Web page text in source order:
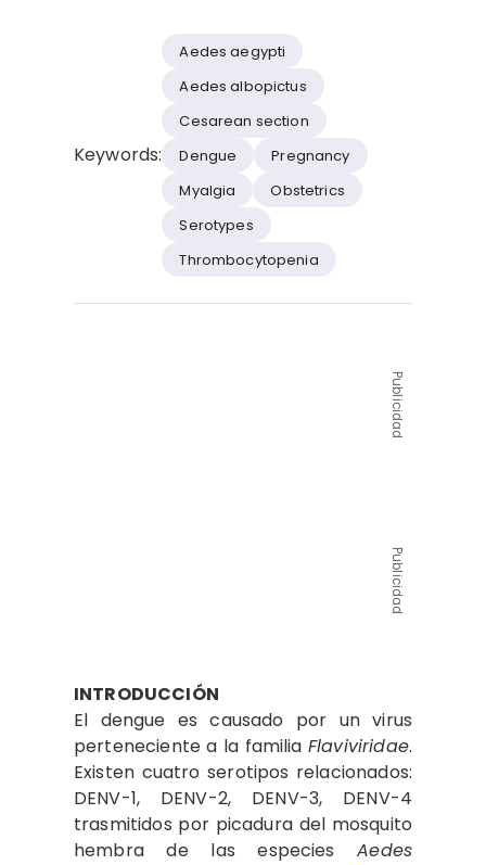
Keywords:
Aedes aegypti
Aedes albopictus
Cesarean section
Dengue
Pregnancy
Myalgia
Obstetrics
Serotypes
Thrombocytopenia
Publicidad
Publicidad
INTRODUCCIÓN
El dengue es causado por un virus
perteneciente a la familiaFlaviviridae.
Existen cuatro serotipos relacionados:
DENV-1, DENV-2, DENV-3, DENV-4
trasmitidos por picadura del mosquito
hembra de las especiesAedes